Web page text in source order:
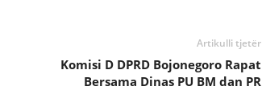
Artikulli tjetër
Komisi D DPRD Bojonegoro Rapat
Bersama Dinas PU BM dan PR